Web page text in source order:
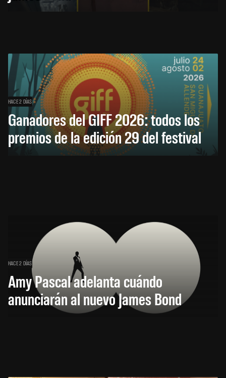
HACE 2 DÍAS
Ganadores del GIFF 2026: todos los
premios de la edición 29 del festival
HACE 2 DÍAS
Amy Pascal adelanta cuándo
anunciarán al nuevo James Bond